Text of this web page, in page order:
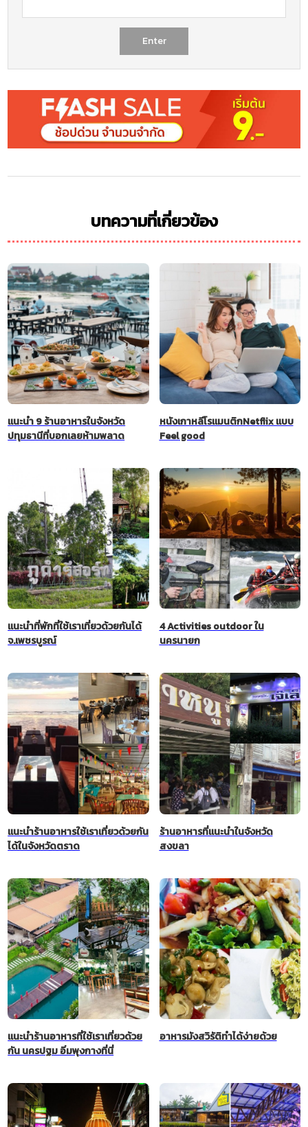
บทความที่เกี่ยวข้อง
แนะนำ 9 ร้านอาหารในจังหวัด
ปทุมธานีที่บอกเลยห้ามพลาด
หนังเกาหลีโรแมนติกNetflix แบบ
Feel good
แนะนำที่พักที่ใช้เราเที่ยวด้วยกันได้
จ.เพชรบูรณ์
4 Activities outdoor ใน
นครนายก
แนะนำร้านอาหารใช้เราเที่ยวด้วยกัน
ได้ในจังหวัดตราด
ร้านอาหารที่แนะนำในจังหวัด
สงขลา
แนะนำร้านอาหารที่ใช้เราเที่ยวด้วย
กัน นครปฐม อิ่มพุงกางที่นี่
อาหารมังสวิรัติทำได้ง่ายด้วย